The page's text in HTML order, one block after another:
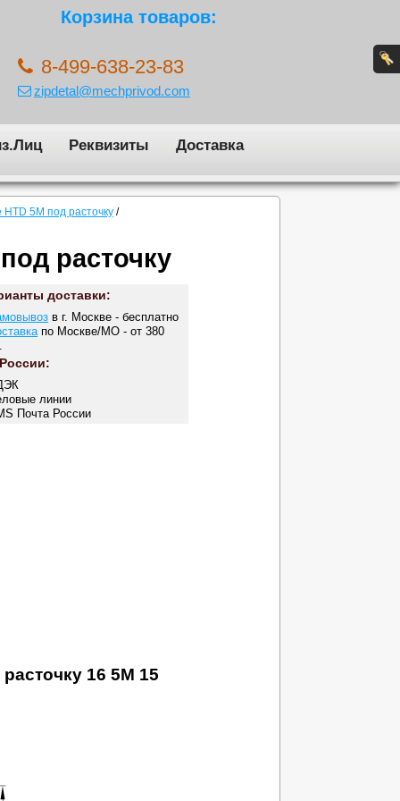
Корзина товаров:
8-499-638-23-83
zipdetal@mechprivod.com
Реквизиты Доставка
5M под расточку /
расточку
доставки:
в г. Москве - бесплатно
по Москве/МО - от 380
линии
Почта России
16 5M 15